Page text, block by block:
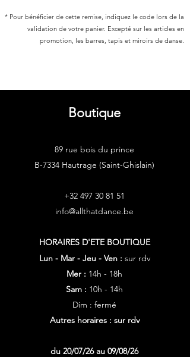
* Pour bénéficier de cette remise, indiquez le code lors de la
validation de votre panier. Excepté sur les articles en
promotion, les barres, tapis et miroirs de danse.
Boutique
89 rue bois du prince
B-7334 Hautrage (Saint-Ghislain)
+32 497 30 81 51
info@allthatdance.be
HORAIRES D'ETE BOUTIQUE
Lun - Mar - Jeu - Ven : sur rdv
Mer : 14h - 18h
Sam : 10h - 14h
Dim : fermé
Autres horaires : sur rdv
du 20/07/26 au 09/08/26